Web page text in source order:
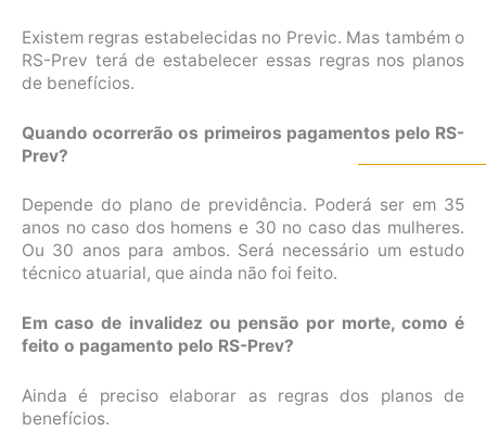
Existem regras estabelecidas no Previc. Mas também o
RS-Prev terá de estabelecer essas regras nos planos
de benefícios.
Quando ocorrerão os primeiros pagamentos pelo RS-
Prev?
Depende do plano de previdência. Poderá ser em 35
anos no caso dos homens e 30 no caso das mulheres.
Ou 30 anos para ambos. Será necessário um estudo
técnico atuarial, que ainda não foi feito.
Em caso de invalidez ou pensão por morte, como é
feito o pagamento pelo RS-Prev?
Ainda é preciso elaborar as regras dos planos de
benefícios.